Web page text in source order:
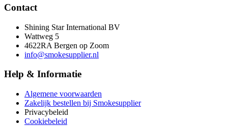
Contact
Shining Star International BV
Wattweg 5
4622RA Bergen op Zoom
info@smokesupplier.nl
Help & Informatie
Algemene voorwaarden
Zakelijk bestellen bij Smokesupplier
Privacybeleid
Cookiebeleid